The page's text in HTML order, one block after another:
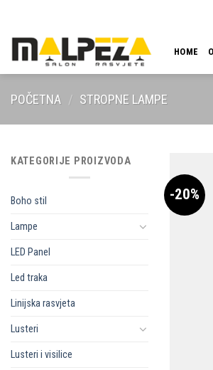
content
HOME
POČETNA / STROPNE LAMPE
KATEGORIJE PROIZVODA
Boho stil
Lampe
LED Panel
Led traka
Linijska rasvjeta
Lusteri
Lusteri i visilice
-20%